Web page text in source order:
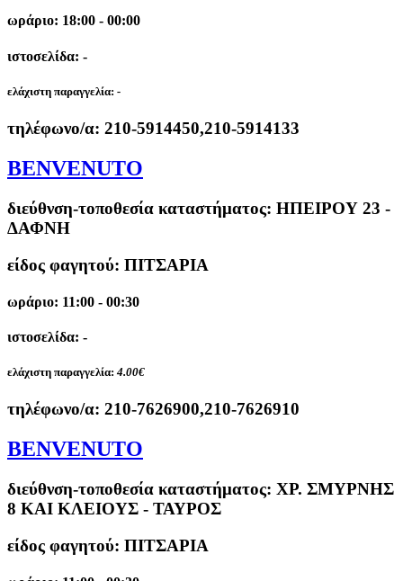
ωράριο: 18:00 - 00:00
ιστοσελίδα: -
ελάχιστη παραγγελία: -
τηλέφωνο/α: 210-5914450,210-5914133
BENVENUTO
διεύθνση-τοποθεσία καταστήματος: ΗΠΕΙΡΟΥ 23 -
ΔΑΦΝΗ
είδος φαγητού: ΠΙΤΣΑΡΙΑ
ωράριο: 11:00 - 00:30
ιστοσελίδα: -
ελάχιστη παραγγελία: 4.00€
τηλέφωνο/α: 210-7626900,210-7626910
BENVENUTO
διεύθνση-τοποθεσία καταστήματος: ΧΡ. ΣΜΥΡΝΗΣ
8 ΚΑΙ ΚΛΕΙΟΥΣ - ΤΑΥΡΟΣ
είδος φαγητού: ΠΙΤΣΑΡΙΑ